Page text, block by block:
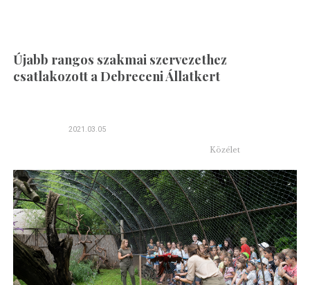
Újabb rangos szakmai szervezethez
csatlakozott a Debreceni Állatkert
2021.03.05
Közélet